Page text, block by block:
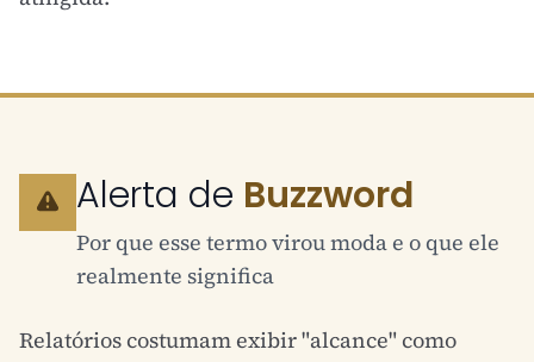
Alerta de Buzzword
Por que esse termo virou moda e o que ele
realmente significa
Relatórios costumam exibir "alcance" como